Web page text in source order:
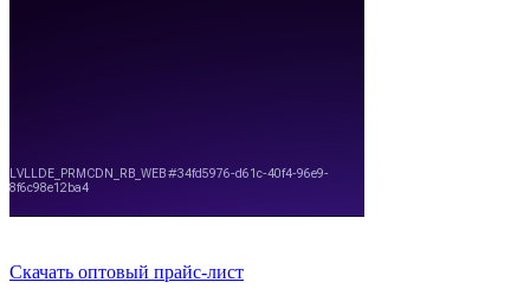
Скачать оптовый прайс-лист